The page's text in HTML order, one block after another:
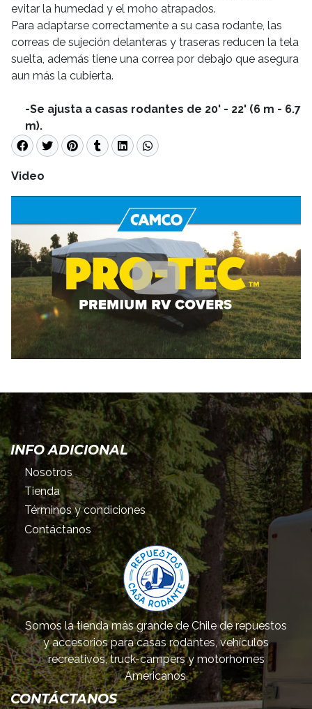
evitar la humedad y el moho atrapados.
Para adaptarse correctamente a su casa rodante, las
correas de sujeción delanteras y traseras reducen la tela
suelta, además tiene una correa por debajo que asegura
aun más la cubierta.
-Se ajusta a casas rodantes de 20' - 22' (6 m - 6.7
m).
Video
INFO ADICIONAL
Nosotros
Tienda
Términos y condiciones
Contáctanos
Somos la tienda más grande de Chile de repuestos
y accesorios para casas rodantes, vehículos
recreativos, truck-campers y motorhomes
Americanos.
CONTÁCTANOS